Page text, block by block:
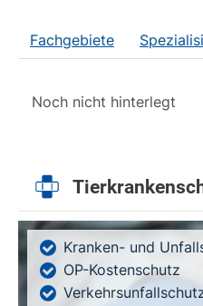
Fachgebiete
Noch nicht hinterlegt
Kranken- und
OP-Kostenschutz